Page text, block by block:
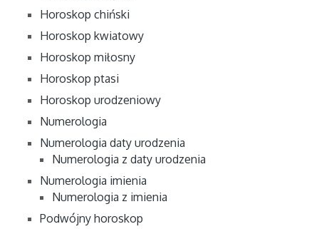
Horoskop chiński
Horoskop kwiatowy
Horoskop miłosny
Horoskop ptasi
Horoskop urodzeniowy
Numerologia
Numerologia daty urodzenia
Numerologia z daty urodzenia
Numerologia imienia
Numerologia z imienia
Podwójny horoskop